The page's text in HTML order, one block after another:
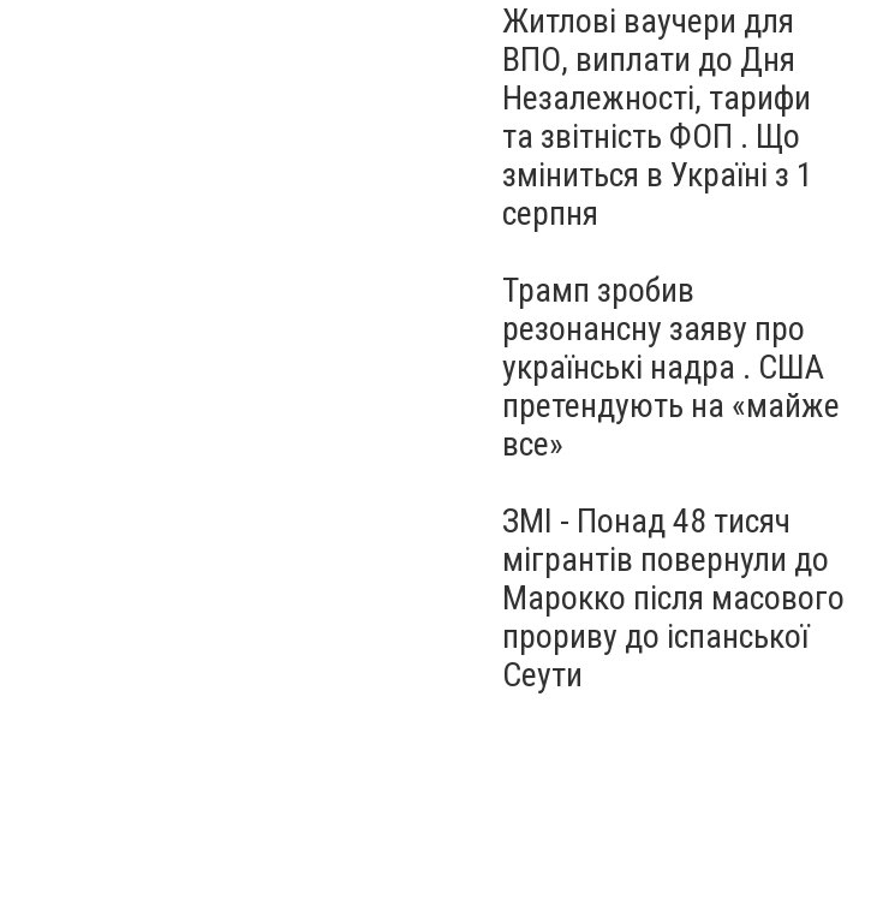
Житлові ваучери для
ВПО, виплати до Дня
Незалежності, тарифи
та звітність ФОП . Що
зміниться в Україні з 1
серпня
Трамп зробив
резонансну заяву про
українські надра . США
претендують на «майже
все»
ЗМІ - Понад 48 тисяч
мігрантів повернули до
Марокко після масового
прориву до іспанської
Сеути